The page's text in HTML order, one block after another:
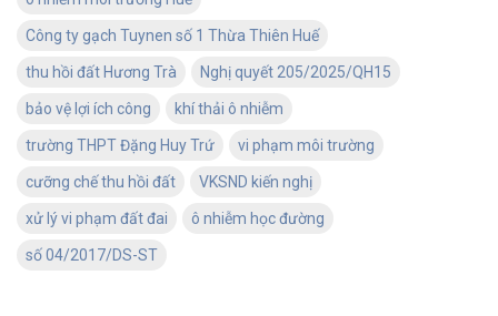
Công ty gạch Tuynen số 1 Thừa Thiên Huế
thu hồi đất Hương Trà Nghị quyết 205/2025/QH15
bảo vệ lợi ích công khí thải ô nhiễm
trường THPT Đặng Huy Trứ vi phạm môi trường
cưỡng chế thu hồi đất VKSND kiến nghị
xử lý vi phạm đất đai ô nhiễm học đường
số 04/2017/DS-ST